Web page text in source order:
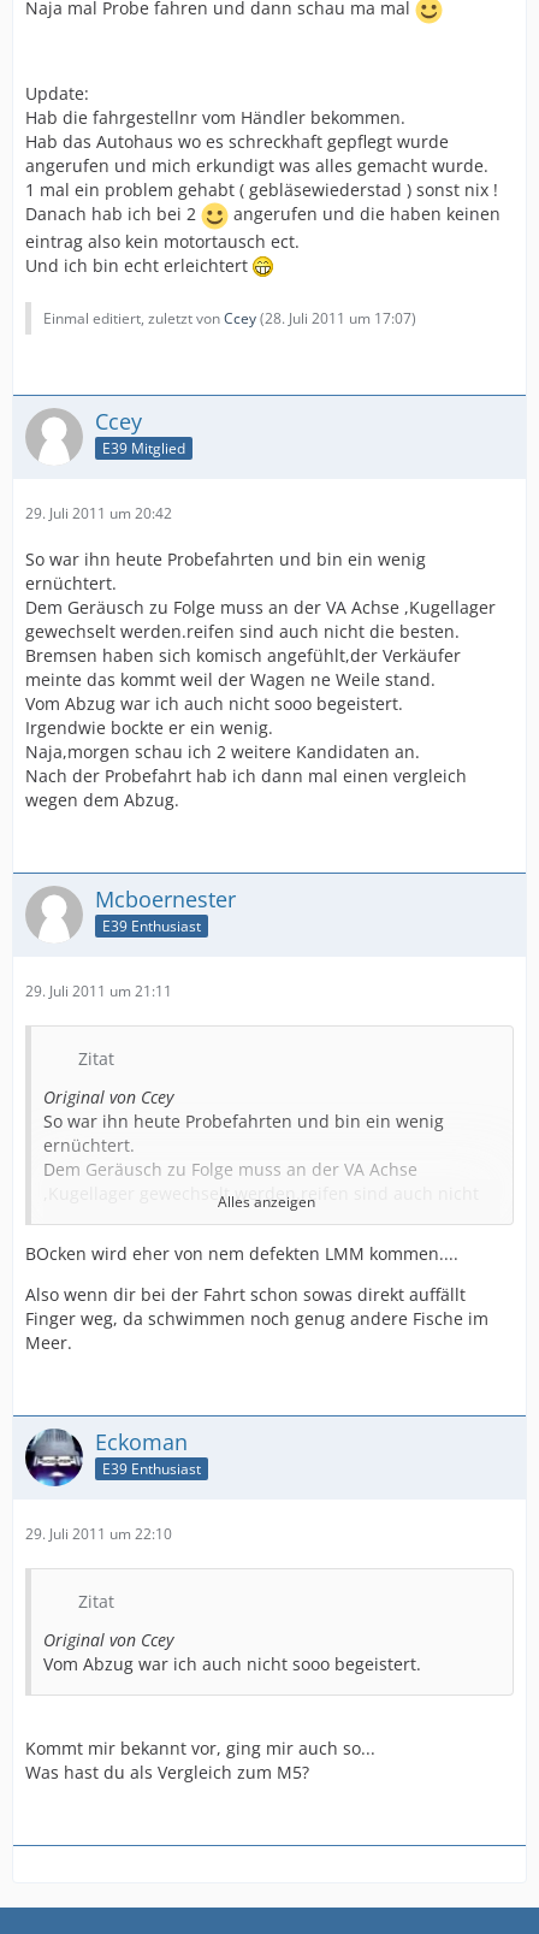
Naja mal Probe fahren und dann schau ma mal
Update:
Hab die fahrgestellnr vom Händler bekommen.
Hab das Autohaus wo es schreckhaft gepflegt wurde
angerufen und mich erkundigt was alles gemacht wurde.
1 mal ein problem gehabt ( gebläsewiederstad ) sonst nix !
Danach hab ich bei 2
angerufen und die haben keinen
eintrag also kein motortausch ect.
Und ich bin echt erleichtert
Einmal editiert, zuletzt vonCcey(28. Juli 2011 um 17:07)
Ccey
E39 Mitglied
29. Juli 2011 um 20:42
So war ihn heute Probefahrten und bin ein wenig
ernüchtert.
Dem Geräusch zu Folge muss an der VA Achse ,Kugellager
gewechselt werden.reifen sind auch nicht die besten.
Bremsen haben sich komisch angefühlt,der Verkäufer
meinte das kommt weil der Wagen ne Weile stand.
Vom Abzug war ich auch nicht sooo begeistert.
Irgendwie bockte er ein wenig.
Naja,morgen schau ich 2 weitere Kandidaten an.
Nach der Probefahrt hab ich dann mal einen vergleich
wegen dem Abzug.
Mcboernester
E39 Enthusiast
29. Juli 2011 um 21:11
Zitat
Original von Ccey
So war ihn heute Probefahrten und bin ein wenig
ernüchtert.
Dem Geräusch zu Folge muss an der VA Achse
,Kugellager gewechselt werden.reifen sind auch nicht
meinte das kommt weil der Wagen ne Weile stand.
Vom Abzug war ich auch nicht sooo begeistert.
Irgendwie bockte er ein wenig.
Naja,morgen schau ich 2 weitere Kandidaten an.
Alles anzeigen
BOcken wird eher von nem defekten LMM kommen....
Also wenn dir bei der Fahrt schon sowas direkt auffällt
Finger weg, da schwimmen noch genug andere Fische im
Meer.
Eckoman
E39 Enthusiast
29. Juli 2011 um 22:10
Zitat
Original von Ccey
Vom Abzug war ich auch nicht sooo begeistert.
Kommt mir bekannt vor, ging mir auch so...
Was hast du als Vergleich zum M5?